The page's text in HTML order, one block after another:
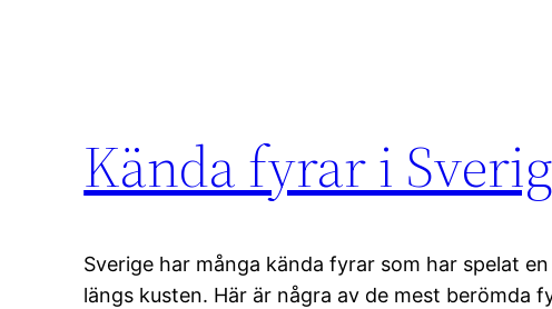
Kända fyrar i
Sverige har många kända fyrar som har spelat
längs kusten. Här är några av de mest berömda